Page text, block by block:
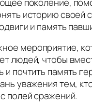
историю своей
и память
мероприятие,
людей, чтобы
и почтить память
уважения тем,
полей сражений.